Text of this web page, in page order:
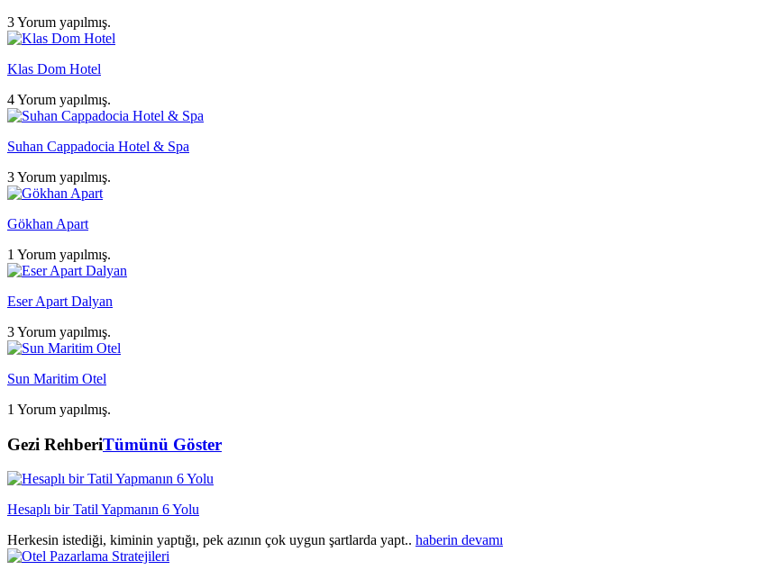
3 Yorum yapılmış.
Klas Dom Hotel
4 Yorum yapılmış.
Suhan Cappadocia Hotel & Spa
3 Yorum yapılmış.
Gökhan Apart
1 Yorum yapılmış.
Eser Apart Dalyan
3 Yorum yapılmış.
Sun Maritim Otel
1 Yorum yapılmış.
Gezi RehberiTümünü Göster
Hesaplı bir Tatil Yapmanın 6 Yolu
Herkesin istediği, kiminin yaptığı, pek azının çok uygun şartlarda yapt.. haberin devamı